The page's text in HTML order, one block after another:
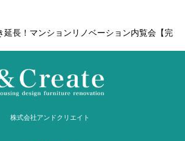
長！マンションリノベーション内覧会【完
株式会社アンドクリエイト